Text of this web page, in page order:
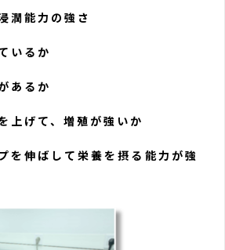
潤能力の強さ
いるか
あるか
上げて、増殖が強いか
を伸ばして栄養を摂る能力が強